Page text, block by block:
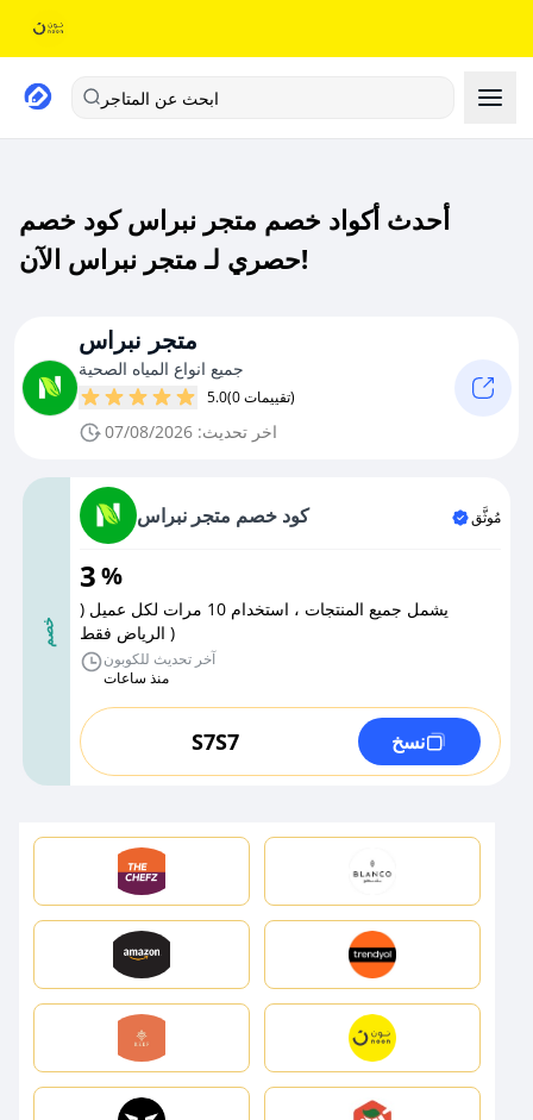
ابحث عن المتاجر
أحدث أكواد خصم متجر نبراس كود خصم
حصري لـ متجر نبراس الآن!
متجر نبراس
جميع انواع المياه الصحية
5.0 (0 تقييمات)
اخر تحديث: 07/08/2026
خصم
كود خصم متجر نبراس مُوثَّق
3%
يشمل جميع المنتجات ، استخدام 10 مرات لكل عميل (
الرياض فقط )
آخر تحديث للكوبون
منذ ساعات
S7S7 نسخ